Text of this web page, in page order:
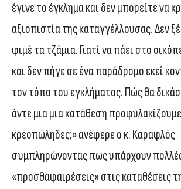
έγινε το έγκλημα και δεν μπορείτε να
αξιοπιστία της καταγγέλλουσας. Δεν
φιμέ τα τζάμια. Γιατί να πάει στο
και δεν πήγε σε ένα παράδρομο εκεί
τον τόπο του εγκλήματος. Πώς θα
άντε μια μια κατάθεση
κρεοπώληδες;» ανέφερε ο κ. Καραφλός
συμπληρώνοντας πως υπάρχουν
«προσθαφαιρέσεις» στις καταθέσεις